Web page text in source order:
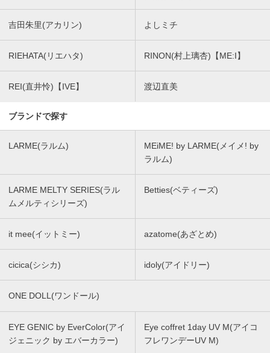
吉田朱里(アカリン) よしミチ
RIEHATA(リエハタ) RINON(村上璃杏)【ME:I】
REI(直井怜)【IVE】 渡辺直美
ブランドで探す
LARME(ラルム)
MEiME! by LARME(メイメ! by
ラルム)
LARME MELTY SERIES(ラル
ムメルティシリーズ)
Betties(ベティーズ)
it mee(イットミー) azatome(あざとめ)
cicica(シシカ) idoly(アイドリー)
ONE DOLL(ワンドール)
EYE GENIC by EverColor(アイ
ジェニック by エバーカラー)
Eye coffret 1day UV M(アイコ
フレワンデーUV M)